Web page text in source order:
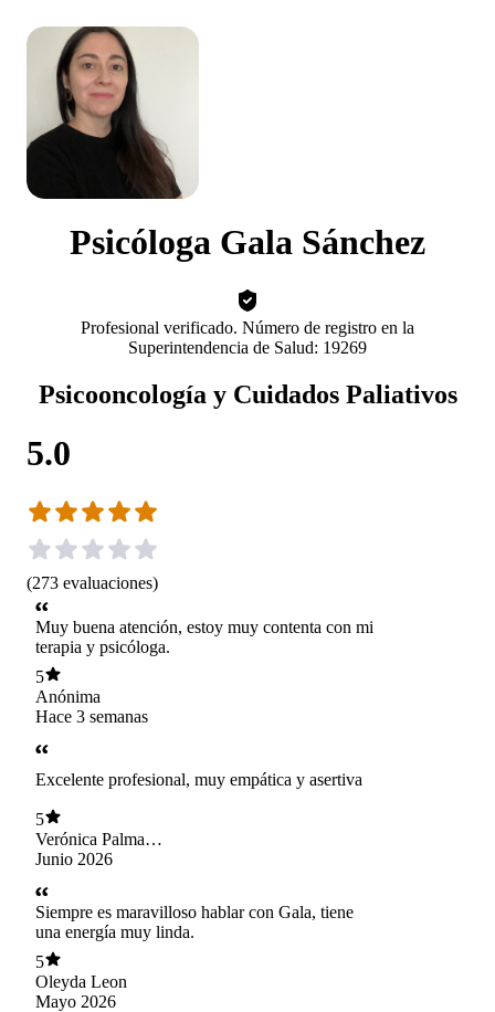
Psicóloga Gala Sánchez
Profesional verificado. Número de registro en la
Superintendencia de Salud: 19269
Psicooncología y Cuidados Paliativos
5.0
(273 evaluaciones)
Muy buena atención, estoy muy contenta con mi
terapia y psicóloga.
5
Anónima
Hace 3 semanas
Excelente profesional, muy empática y asertiva
5
Verónica Palma
Elgueta
Junio 2026
Siempre es maravilloso hablar con Gala, tiene
una energía muy linda.
5
Oleyda Leon
Mayo 2026